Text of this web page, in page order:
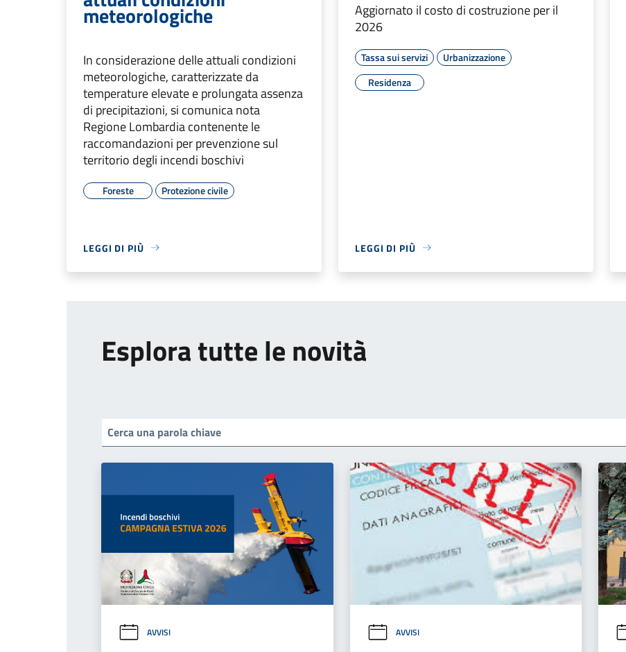
meteorologiche
In considerazione delle attuali condizioni
meteorologiche, caratterizzate da
temperature elevate e prolungata assenza
di precipitazioni, si comunica nota
Regione Lombardia contenente le
raccomandazioni per prevenzione sul
territorio degli incendi boschivi
Foreste Protezione civile
LEGGI DI PIÙ
Aggiornato il costo di costruzione per il
2026
Tassa sui servizi
Urbanizzazione
Residenza
LEGGI DI PIÙ
Esplora tutte le novità
AVVISI AVVISI